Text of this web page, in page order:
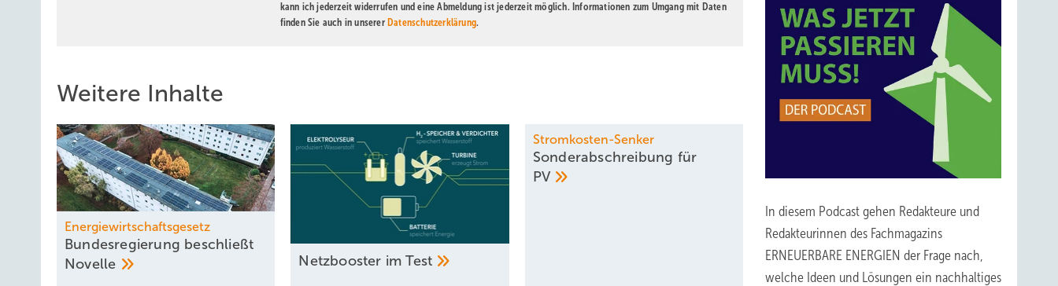
kann ich jederzeit widerrufen und eine Abmeldung ist jederzeit möglich. Informationen zum Umgang mit Daten
finden Sie auch in unserer Datenschutzerklärung.
Weitere Inhalte
Energiewirtschaftsgesetz
Bundesregierung beschließt
Novelle
Netzbooster imTest
Stromkosten-Senker
Sonderabschreibung für
PV
In diesem Podcast gehen Redakteure und
Redakteurinnen des Fachmagazins
ERNEUERBARE ENERGIEN der Frage nach,
welche Ideen und Lösungen ein nachhaltiges